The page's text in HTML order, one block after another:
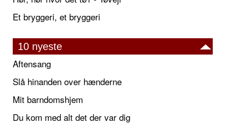
Et bryggeri, et bryggeri
10 nyeste
Aftensang
Slå hinanden over hænderne
Mit barndomshjem
Du kom med alt det der var dig